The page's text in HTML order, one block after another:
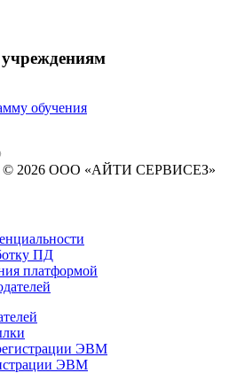
обучения
© 2026 ООО «АЙТИ СЕРВИСЕЗ»
ПД
платформой
ЭВМ
ЭВМ